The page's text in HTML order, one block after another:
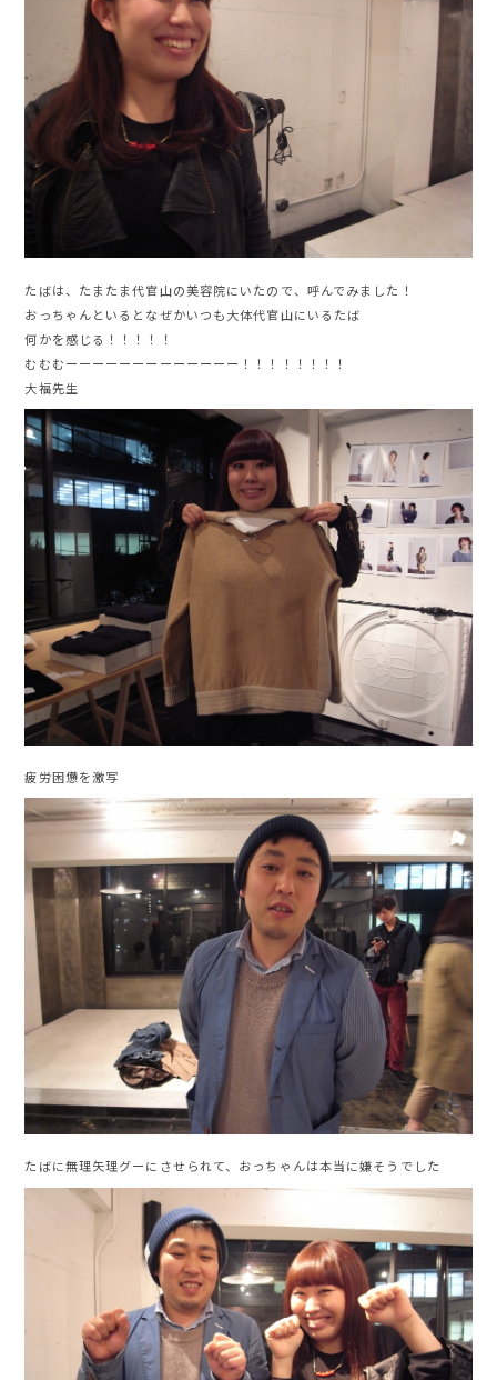
たばは、たまたま代官山の美容院にいたので、呼んでみました！
おっちゃんといるとなぜかいつも大体代官山にいるたば
何かを感じる！！！！！
むむむーーーーーーーーーーーーー！！！！！！！！
大福先生
疲労困憊を激写
たばに無理矢理グーにさせられて、おっちゃんは本当に嫌そうでした